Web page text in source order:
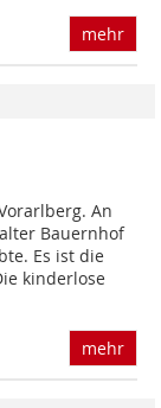
mehr
An
Bauernhof
Es ist die
kinderlose
mehr